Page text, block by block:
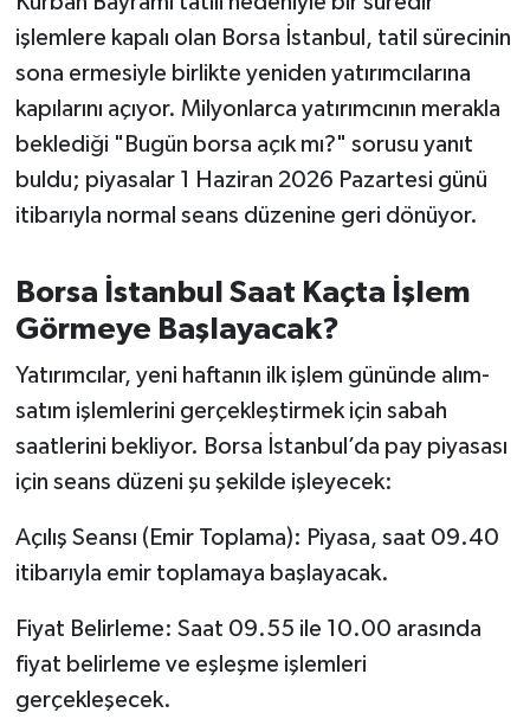
işlemlere kapalı olan Borsa İstanbul, tatil sürecinin
sona ermesiyle birlikte yeniden yatırımcılarına
kapılarını açıyor. Milyonlarca yatırımcının merakla
beklediği "Bugün borsa açık mı?" sorusu yanıt
buldu; piyasalar 1 Haziran 2026 Pazartesi günü
itibarıyla normal seans düzenine geri dönüyor.
Borsa İstanbul Saat Kaçta İşlem
Görmeye Başlayacak?
Yatırımcılar, yeni haftanın ilk işlem gününde alım-
satım işlemlerini gerçekleştirmek için sabah
saatlerini bekliyor. Borsa İstanbul’da pay piyasası
için seans düzeni şu şekilde işleyecek:
Açılış Seansı (Emir Toplama): Piyasa, saat 09.40
itibarıyla emir toplamaya başlayacak.
Fiyat Belirleme: Saat 09.55 ile 10.00 arasında
fiyat belirleme ve eşleşme işlemleri
gerçekleşecek.
Kepsut
KÜLTÜR-SANAT
MAGAZİN
MANŞET
OLAY
OTOMOTİV
Resmi İlanlar
Savaştepe
SEYAHAT